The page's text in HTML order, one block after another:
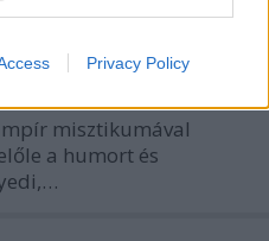
Privacy Policy
vígjáték az egyik
filmes palettán és talán
színt vinni a témába
misztikumával
a humort és